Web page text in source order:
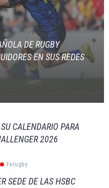
DE RUGBY
EN SUS REDES
CALENDARIO PARA
2026
Ferugby
SEDE DE LAS HSBC